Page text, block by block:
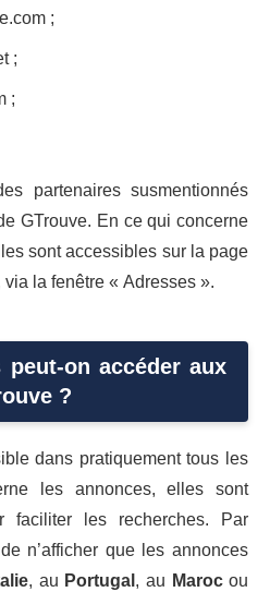
;
;
;
partenaires susmentionnés
GTrouve. En ce qui concerne
sont accessibles sur la page
la fenêtre « Adresses ».
peut-on accéder aux
?
dans pratiquement tous les
les annonces, elles sont
faciliter les recherches. Par
n’afficher que les annonces
, au Portugal , au Marocou